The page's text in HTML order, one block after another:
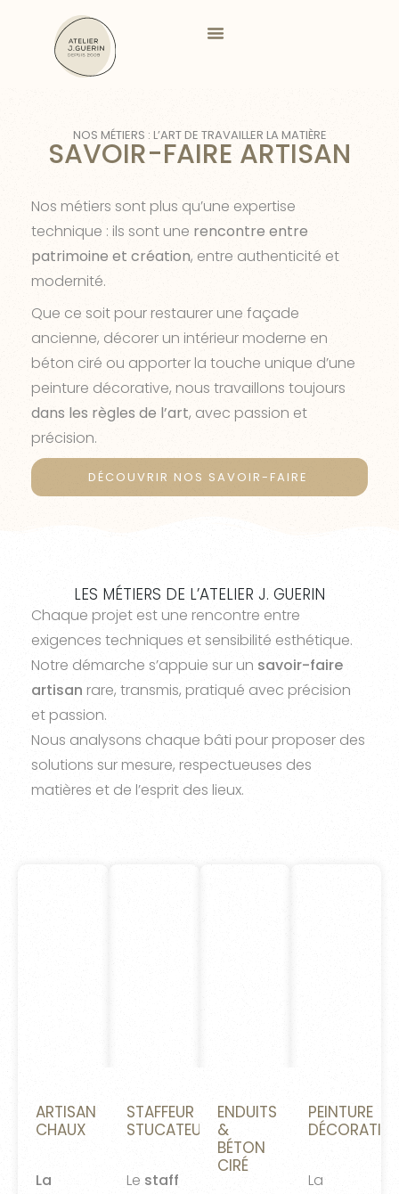
contenu
NOS MÉTIERS : L’ART DE TRAVAILLER LA MATIÈRE
SAVOIR-FAIRE ARTISAN
Nos métiers sont plus qu’une expertise
technique : ils sont une rencontre entre
patrimoine et création, entre authenticité et
modernité.
Que ce soit pour restaurer une façade
ancienne, décorer un intérieur moderne en
béton ciré ou apporter la touche unique d’une
peinture décorative, nous travaillons toujours
dans les règles de l’art, avec passion et
précision.
DÉCOUVRIR NOS SAVOIR-FAIRE
LES MÉTIERS DE L’ATELIER J. GUERIN
Chaque projet est une rencontre entre
exigences techniques et sensibilité esthétique.
Notre démarche s’appuie sur un savoir-faire
artisan rare, transmis, pratiqué avec précision
et passion.
Nous analysons chaque bâti pour proposer des
solutions sur mesure, respectueuses des
matières et de l’esprit des lieux.
ARTISAN
CHAUX
La
STAFFEUR
STUCATEUR
Le staff
ENDUITS
&
BÉTON
CIRÉ
PEINTURE
DÉCORATIVE
La